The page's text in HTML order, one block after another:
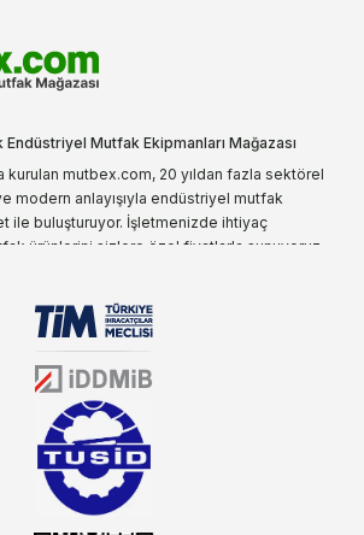
Endüstriyel Mutfak Ekipmanları Mağazası
kurulan mutbex.com, 20 yıldan fazla sektörel
modern anlayışıyla endüstriyel mutfak
ile buluşturuyor. İşletmenizde ihtiyaç
ürünlerini sizlere özel fiyatlarla sunuyoruz.
deyince akla gelen ilk adreslerden
da faliyet gösteren mutbex.com,
Öztiryakiler ürünleri üzerinde büyük bir
ile müşterilerine koşulsuz destek sunan
mutfak malzemeleri konusunda
her zaman üstünde olacaktır.